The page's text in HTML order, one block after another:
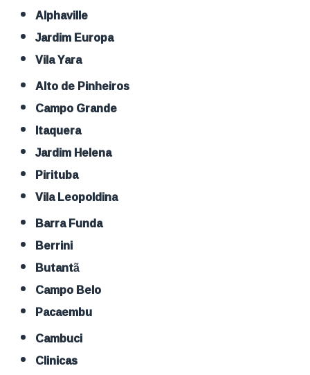
Alphaville
Jardim Europa
Vila Yara
Alto de Pinheiros
Campo Grande
Itaquera
Jardim Helena
Pirituba
Vila Leopoldina
Barra Funda
Berrini
Butantã
Campo Belo
Pacaembu
Cambuci
Clinicas